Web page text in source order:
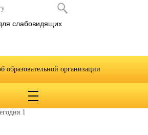
Июнь 2026
акция «Неделя
по вопросам
семьи»
1
слабовидящих
образовательной организации